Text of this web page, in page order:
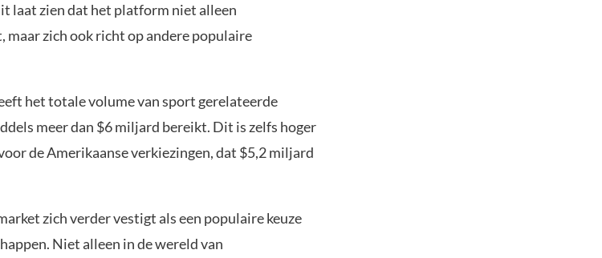
laat zien dat het platform niet alleen
zich ook richt op andere populaire
het totale volume van sport gerelateerde
meer dan $6 miljard bereikt. Dit is zelfs hoger
de Amerikaanse verkiezingen, dat $5,2 miljard
zich verder vestigt als een populaire keuze
Niet alleen in de wereld van